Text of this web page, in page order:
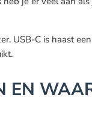
USB-C is haast
EN